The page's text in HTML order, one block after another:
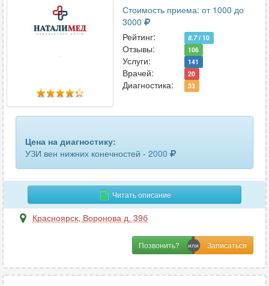
желчного пузыря
желчного пузыря с определением функции
забрюшинного пространства
кишечника
легких и бронхов
лимфатических узлов 26
лимфоузлов брюшной полости 2
18
Стоимость приема: от 1000 до
3000
Рейтинг:
8.7/ 10
Отзывы: 106
Услуги: 141
Врачей: 20
Диагностика: 33
Цена на диагностику:
УЗИ вен нижних конечностей - 2000
Читать описание
Красноярск, Воронова д. 39б
Позвонить?